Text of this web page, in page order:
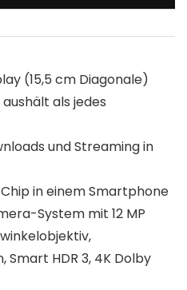
(15,5 cm Diagonale)
als jedes
und Streaming in
in einem Smartphone
System mit 12 MP
Smart HDR 3, 4K Dolby